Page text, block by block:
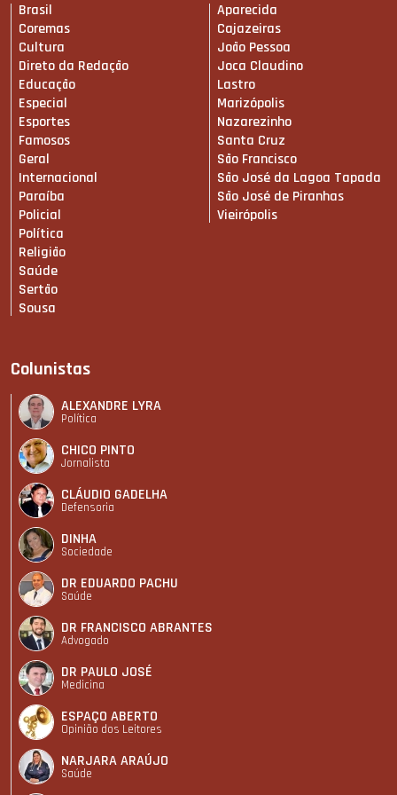
Brasil
Coremas
Cultura
Direto da Redação
Educação
Especial
Esportes
Famosos
Geral
Internacional
Paraíba
Policial
Política
Religião
Saúde
Sertão
Sousa
Aparecida
Cajazeiras
João Pessoa
Joca Claudino
Lastro
Marizópolis
Nazarezinho
Santa Cruz
São Francisco
São José da Lagoa Tapada
São José de Piranhas
Vieirópolis
Colunistas
ALEXANDRE LYRA
Política
CHICO PINTO
Jornalista
CLÁUDIO GADELHA
Defensoria
DINHA
Sociedade
DR EDUARDO PACHU
Saúde
DR FRANCISCO ABRANTES
Advogado
DR PAULO JOSÉ
Medicina
ESPAÇO ABERTO
Opinião dos Leitores
NARJARA ARAÚJO
Saúde